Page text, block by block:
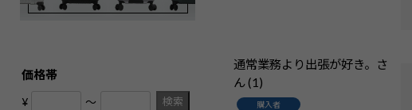
価格帯
¥ 〜 検索
通常業務より出張が好き。
1
購入者